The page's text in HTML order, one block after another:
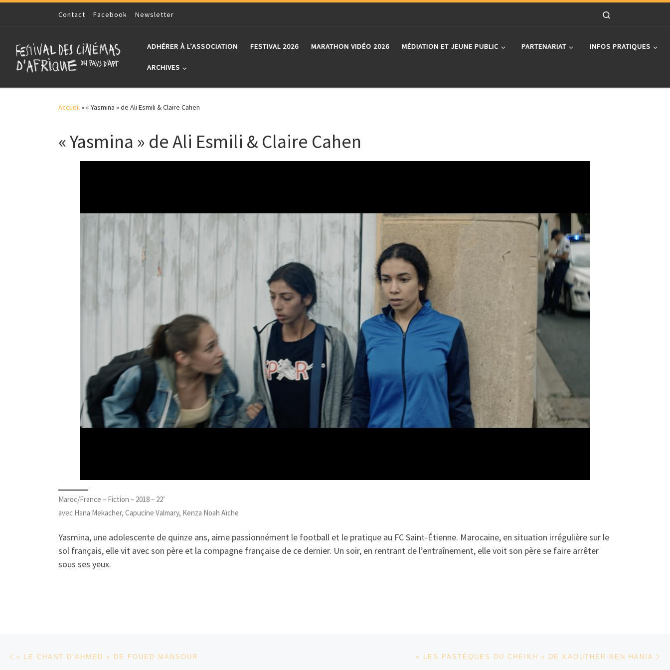
Skip to contentContact Facebook Newsletter
ADHÉRER À L’ASSOCIATION FESTIVAL 2026 MARATHON VIDÉO 2026 MÉDIATION ET JEUNE PUBLIC PARTENARIAT INFOS PRATIQUES
ARCHIVES
Accueil» « Yasmina » de Ali Esmili & Claire Cahen
« Yasmina » de Ali Esmili & Claire Cahen
Maroc/France – Fiction – 2018 – 22’
avec Hana Mekacher, Capucine Valmary, Kenza Noah Aïche
Yasmina, une adolescente de quinze ans, aime passionnément le football et le pratique au FC Saint-Étienne. Marocaine, en situation irrégulière sur le
sol français, elle vit avec son père et la compagne française de ce dernier. Un soir, en rentrant de l’entraînement, elle voit son père se faire arrêter
sous ses yeux.
Parcourir les articles
« LE CHANT D’AHMED » DE FOUED MANSOUR « LES PASTÈQUES DU CHEIKH » DE KAOUTHER BEN HANIA